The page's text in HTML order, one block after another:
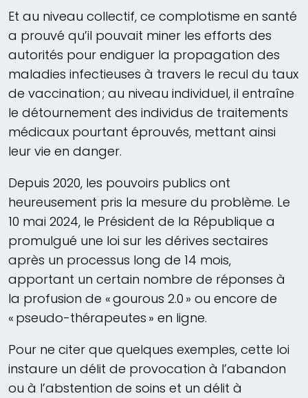
Et au niveau collectif, ce complotisme en santé
a prouvé qu’il pouvait miner les efforts des
autorités pour endiguer la propagation des
maladies infectieuses à travers le recul du taux
de vaccination ; au niveau individuel, il entraîne
le détournement des individus de traitements
médicaux pourtant éprouvés, mettant ainsi
leur vie en danger.
Depuis 2020, les pouvoirs publics ont
heureusement pris la mesure du problème. Le
10 mai 2024, le Président de la République a
promulgué une loi sur les dérives sectaires
après un processus long de 14 mois,
apportant un certain nombre de réponses à
la profusion de « gourous 2.0 » ou encore de
« pseudo-thérapeutes » en ligne.
Pour ne citer que quelques exemples, cette loi
instaure un délit de provocation à l’abandon
ou à l’abstention de soins et un délit à